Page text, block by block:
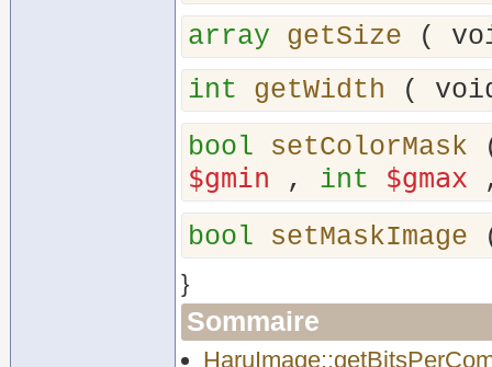
array
getSize (
int
getWidth (
bool
setColorMask
$gmin , int $gmax
bool
setMaskImage
}
Sommaire